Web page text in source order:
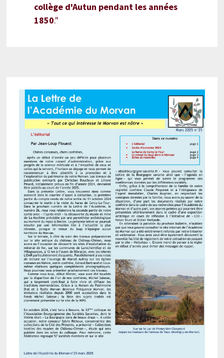
collège d'Autun pendant les années
1850."